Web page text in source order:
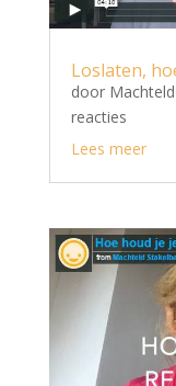
Loslaten,
door
reacties
Lees meer